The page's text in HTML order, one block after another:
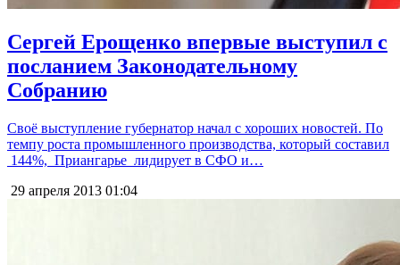
Сергей Ерощенко впервые выступил с
посланием Законодательному
Собранию
Своё выступление губернатор начал с хороших новостей. По
темпу роста промышленного производства, который составил
144%, Приангарье лидирует в СФО и…
29 апреля 2013 01:04